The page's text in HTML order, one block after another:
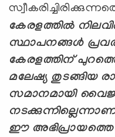
കേരളത്തില്‍
സ്ഥാപനങ്ങള്‍
കേരളത്തിന്
മലേഷ്യ തുടങ്ങിയ
സമാനമായി
ഈ